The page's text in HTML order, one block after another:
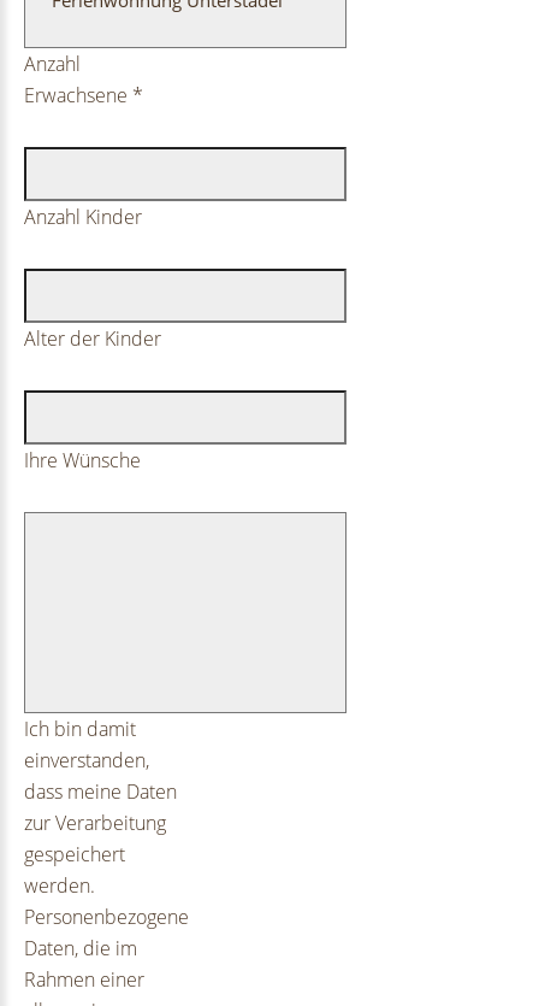
Anzahl
Erwachsene *
Anzahl Kinder
Alter der Kinder
Ihre Wünsche
Ich bin damit
einverstanden,
dass meine Daten
zur Verarbeitung
gespeichert
werden.
Personenbezogene
Daten, die im
Rahmen einer